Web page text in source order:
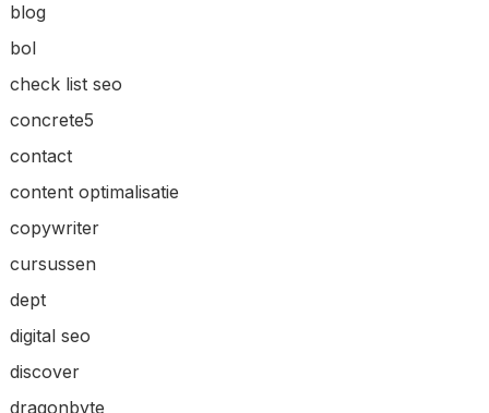
blog
bol
check list seo
concrete5
contact
content optimalisatie
copywriter
cursussen
dept
digital seo
discover
dragonbyte